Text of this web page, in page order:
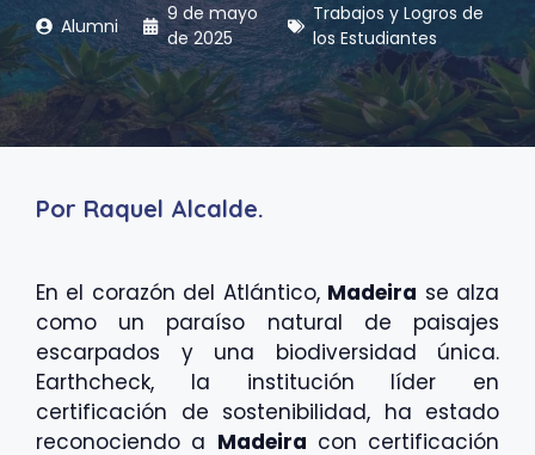
Alumni
9 de mayo
de 2025
Trabajos y Logros de
los Estudiantes
Por Raquel Alcalde.
En el corazón del Atlántico, Madeira se alza
como un paraíso natural de paisajes
escarpados y una biodiversidad única.
Earthcheck, la institución líder en
certificación de sostenibilidad, ha estado
reconociendo a Madeira con certificación